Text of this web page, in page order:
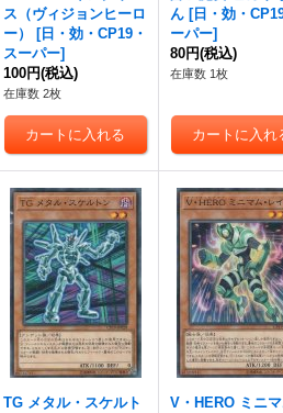
ス（ヴィジョンヒーロ
ー）
[日・効・CP19・
スーパー]
100円(税込)
在庫数 2枚
ん [日・効・
ーパー]
80円(税込)
在庫数 1枚
TG メタル・スケルト
V・HERO ミニマ